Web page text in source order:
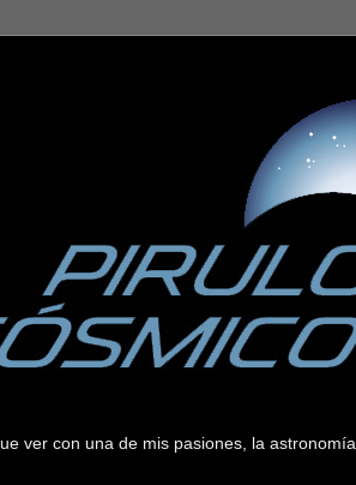
ver con una de mis pasiones, la astronomía